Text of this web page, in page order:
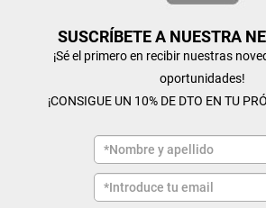
SUSCRÍBETE A NUESTRA
¡Sé el primero en recibir nuestras
oportunidades!
¡CONSIGUE UN 10% DE DTO EN TU